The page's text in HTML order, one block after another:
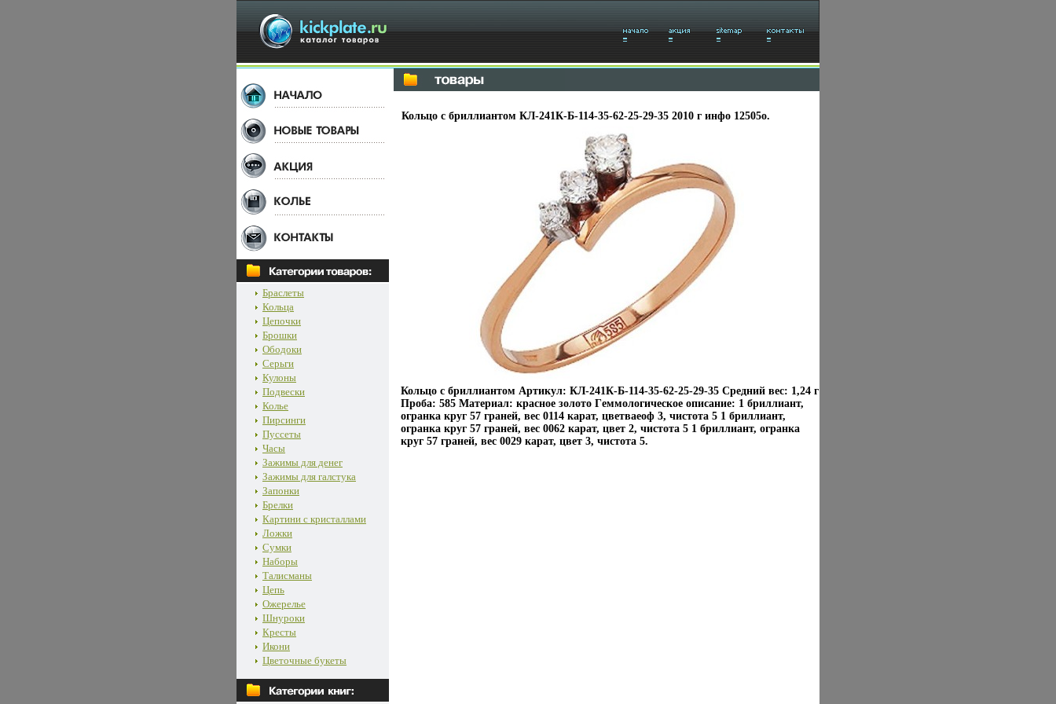
Браслеты
Кольца
Цепочки
Брошки
Ободоки
Серьги
Кулоны
Подвески
Колье
Пирсинги
Пуссеты
Часы
Зажимы для денег
Зажимы для галстука
Запонки
Брелки
Картини с кристаллами
Ложки
Сумки
Наборы
Талисманы
Цепь
Ожерелье
Шнуроки
Кресты
Икони
Цветочные букеты
Кольцо с бриллиантом КЛ-241К-Б-114-35-62-25-29-35 2010 г инфо 12505o.
Кольцо с бриллиантом Артикул: КЛ-241К-Б-114-35-62-25-29-35 Средний вес: 1,24 г
Проба: 585 Материал: красное золото Гeммологическое описание: 1 бриллиант,
огранка круг 57 граней, вес 0114 карат, цветваеоф 3, чистота 5 1 бриллиант,
огранка круг 57 граней, вес 0062 карат, цвет 2, чистота 5 1 бриллиант, огранка
круг 57 граней, вес 0029 карат, цвет 3, чистота 5.